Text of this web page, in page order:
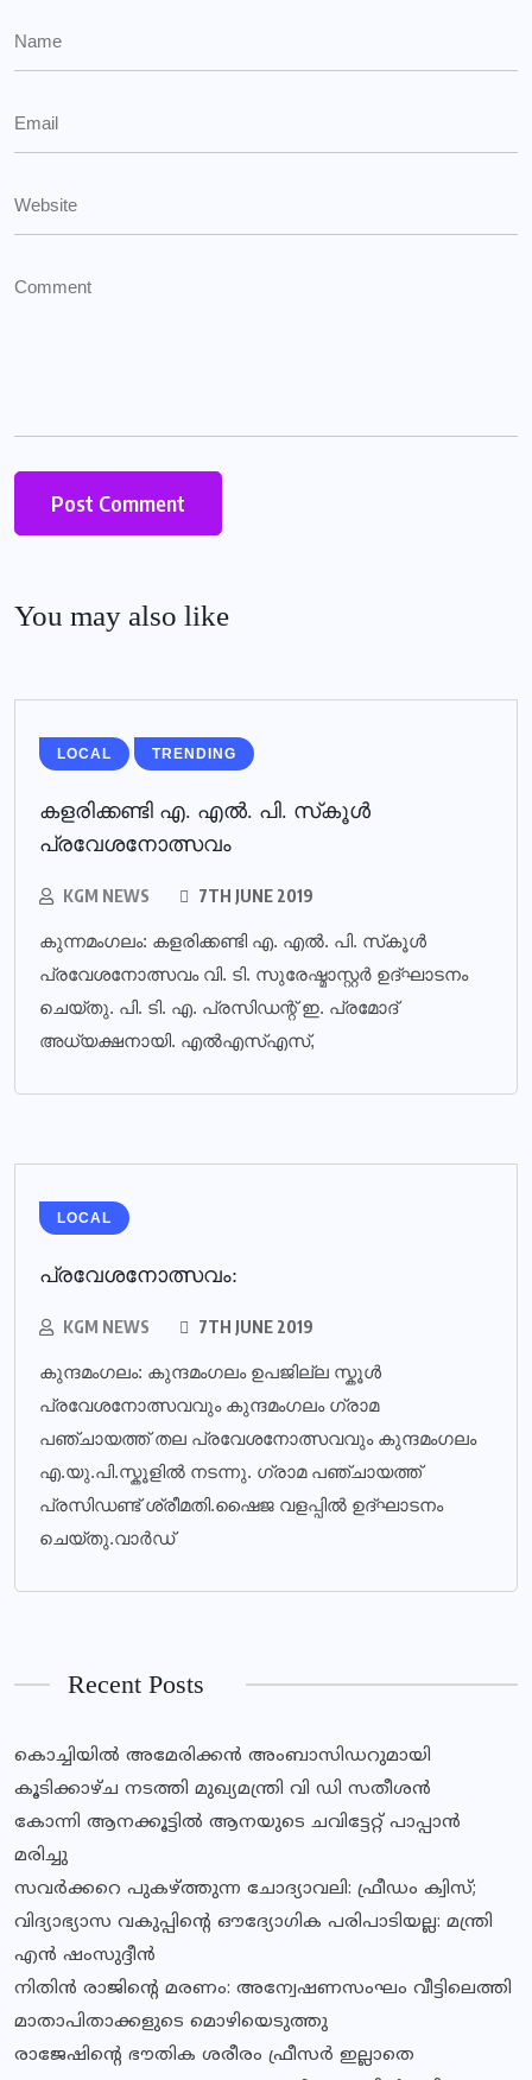
You may also like
LOCAL TRENDING
കളരിക്കണ്ടി എ. എല്‍. പി. സ്‌കൂള്‍
പ്രവേശനോത്സവം
KGM NEWS 7TH JUNE 2019
കുന്നമംഗലം: കളരിക്കണ്ടി എ. എല്‍. പി. സ്‌കൂള്‍
പ്രവേശനോത്സവം വി. ടി. സുരേഷ്മാസ്റ്റര്‍ ഉദ്ഘാടനം
ചെയ്തു. പി. ടി. എ. പ്രസിഡന്റ് ഇ. പ്രമോദ്
അധ്യക്ഷനായി. എല്‍എസ്എസ്,
LOCAL
പ്രവേശനോത്സവം:
KGM NEWS 7TH JUNE 2019
കുന്ദമംഗലം: കുന്ദമംഗലം ഉപജില്ല സ്കൂൾ
പ്രവേശനോത്സവവും കുന്ദമംഗലം ഗ്രാമ
പഞ്ചായത്ത് തല പ്രവേശനോത്സവവും കുന്ദമംഗലം
എ.യു.പി.സ്കൂളിൽ നടന്നു. ഗ്രാമ പഞ്ചായത്ത്
പ്രസിഡണ്ട് ശ്രീമതി.ഷൈജ വളപ്പിൽ ഉദ്ഘാടനം
ചെയ്തു.വാർഡ്
Recent Posts
കൊച്ചിയിൽ അമേരിക്കൻ അംബാസിഡറുമായി
കൂടിക്കാഴ്ച നടത്തി മുഖ്യമന്ത്രി വി ഡി സതീശൻ
കോന്നി ആനക്കൂട്ടിൽ ആനയുടെ ചവിട്ടേറ്റ് പാപ്പാൻ
മരിച്ചു
സവര്‍ക്കറെ പുകഴ്ത്തുന്ന ചോദ്യാവലി: ഫ്രീഡം ക്വിസ്;
വിദ്യാഭ്യാസ വകുപ്പിൻ്റെ ഔദ്യോഗിക പരിപാടിയല്ല: മന്ത്രി
എൻ ഷംസുദ്ദീൻ
നിതിൻ രാജിൻ്റെ മരണം: അന്വേഷണസംഘം വീട്ടിലെത്തി
മാതാപിതാക്കളുടെ മൊഴിയെടുത്തു
രാജേഷിന്റെ ഭൗതിക ശരീരം ഫ്രീസര്‍ ഇല്ലാതെ